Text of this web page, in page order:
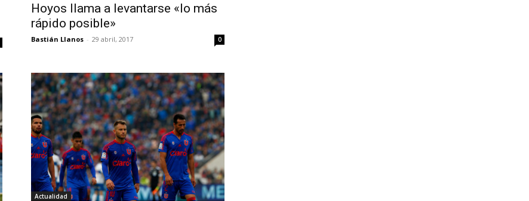
Hoyos llama a levantarse «lo más
rápido posible»
Bastián Llanos - 29 abril, 2017 0
Actualidad